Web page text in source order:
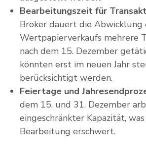
Bearbeitungszeit für
Broker dauert die Abwicklung
Wertpapierverkaufs mehrere
nach dem 15. Dezember
könnten erst im neuen Jahr
berücksichtigt werden.
Feiertage und
dem 15. und 31. Dezember
eingeschränkter Kapazität,
Bearbeitung erschwert.